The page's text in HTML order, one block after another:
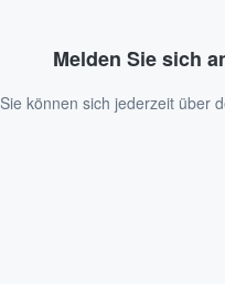
Melden Sie sich
Sie können sich jederzeit über